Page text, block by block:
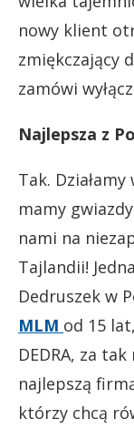
nowy klient
zmiękczający
zamówi
Najlepsza z
Tak.
mamy
nami na
Tajlandii!
Dedruszek w
MLM od 15
DEDRA, za
najlepszą
którzy chcą